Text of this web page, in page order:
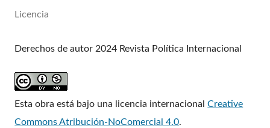
Licencia
Derechos de autor 2024 Revista Política Internacional
Esta obra está bajo una licencia internacionalCreative
Commons Atribución-NoComercial 4.0.